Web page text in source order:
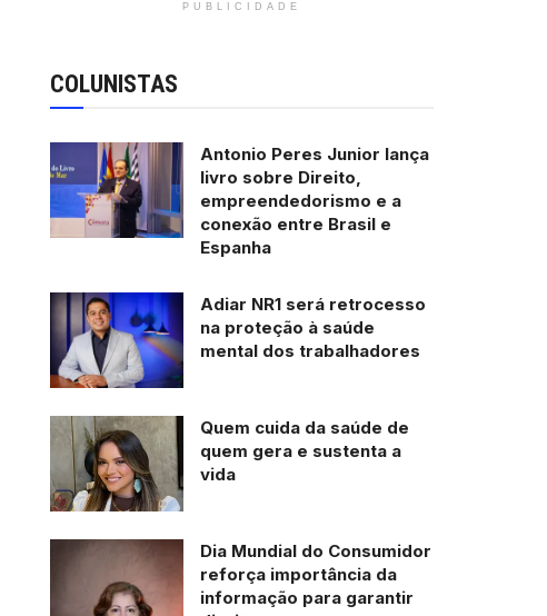
PUBLICIDADE
COLUNISTAS
Antonio Peres Junior lança
livro sobre Direito,
empreendedorismo e a
conexão entre Brasil e
Espanha
Adiar NR1 será retrocesso
na proteção à saúde
mental dos trabalhadores
Quem cuida da saúde de
quem gera e sustenta a
vida
Dia Mundial do Consumidor
reforça importância da
informação para garantir